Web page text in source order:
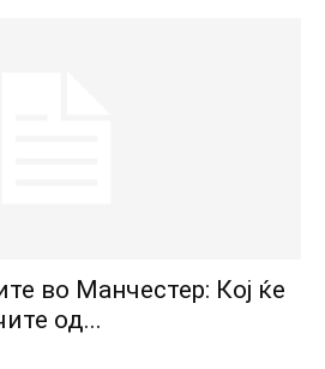
во Манчестер: Кој ќе
од...